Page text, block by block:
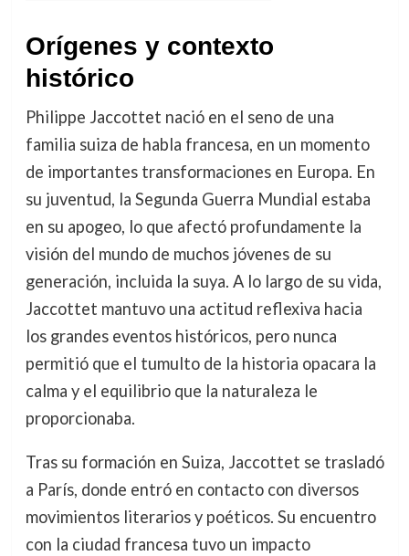
Orígenes y contexto
histórico
Philippe Jaccottet nació en el seno de una
familia suiza de habla francesa, en un momento
de importantes transformaciones en Europa. En
su juventud, la Segunda Guerra Mundial estaba
en su apogeo, lo que afectó profundamente la
visión del mundo de muchos jóvenes de su
generación, incluida la suya. A lo largo de su vida,
Jaccottet mantuvo una actitud reflexiva hacia
los grandes eventos históricos, pero nunca
permitió que el tumulto de la historia opacara la
calma y el equilibrio que la naturaleza le
proporcionaba.
Tras su formación en Suiza, Jaccottet se trasladó
a París, donde entró en contacto con diversos
movimientos literarios y poéticos. Su encuentro
con la ciudad francesa tuvo un impacto